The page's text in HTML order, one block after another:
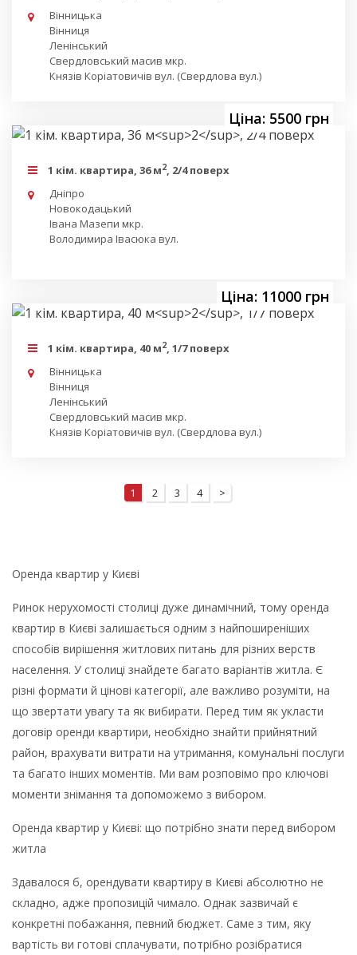
Вінницька
Вінниця
Ленінський
Свердловський масив мкр.
Князів Коріатовичів вул. (Свердлова вул.)
Ціна: 5500 грн
1 кім. квартира, 36 м2, 2/4 поверх
Дніпро
Новокодацький
Івана Мазепи мкр.
Володимира Івасюка вул.
Ціна: 11000 грн
1 кім. квартира, 40 м2, 1/7 поверх
Вінницька
Вінниця
Ленінський
Свердловський масив мкр.
Князів Коріатовичів вул. (Свердлова вул.)
1 2 3 4 >
Оренда квартир у Києві
Ринок нерухомості столиці дуже динамічний, тому оренда
квартир в Києві залишається одним з найпоширеніших
способів вирішення житлових питань для різних верств
населення. У столиці знайдете багато варіантів житла. Є
різні формати й цінові категорії, але важливо розуміти, на
що звертати увагу та як вибирати. Перед тим як укласти
договір оренди квартири, необхідно знайти прийнятний
район, врахувати витрати на утримання, комунальні послуги
та багато інших моментів. Ми вам розповімо про ключові
моменти знімання та допоможемо з вибором.
Оренда квартир у Києві: що потрібно знати перед вибором
житла
Здавалося б, орендувати квартиру в Києві абсолютно не
складно, адже пропозицій чимало. Однак зазвичай є
конкретні побажання, певний бюджет. Саме з тим, яку
вартість ви готові сплачувати, потрібно розібратися